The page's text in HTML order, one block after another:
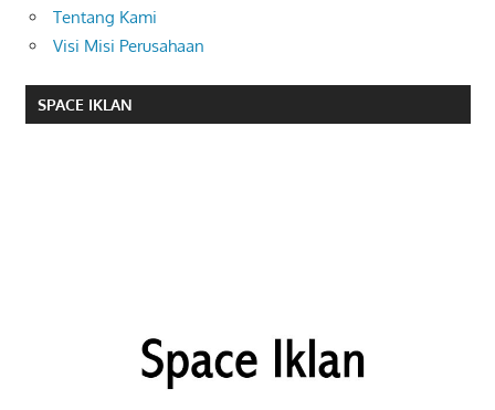
Tentang Kami
Visi Misi Perusahaan
SPACE IKLAN